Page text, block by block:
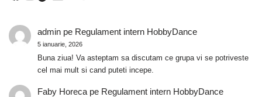
adminpe Regulament intern HobbyDance
5 ianuarie, 2026
Buna ziua! Va asteptam sa discutam ce grupa vi se potriveste
cel mai mult si cand puteti incepe.
Faby Horecape Regulament intern HobbyDance